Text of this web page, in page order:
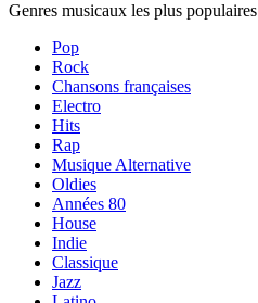
Genres musicaux les plus populaires
Pop
Rock
Chansons françaises
Electro
Hits
Rap
Musique Alternative
Oldies
Années 80
House
Indie
Classique
Jazz